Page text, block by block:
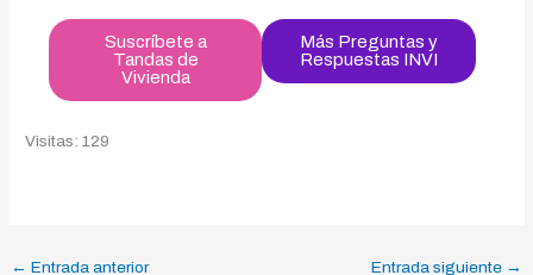
Suscríbete a
Tandas de
Vivienda
Más Preguntas y
Respuestas INVI
Visitas: 129
← Entrada anterior Entrada siguiente →